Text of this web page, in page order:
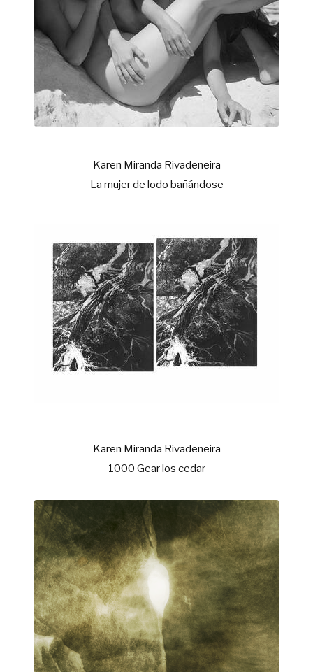
Karen Miranda Rivadeneira
La mujer de lodo bañándose
Karen Miranda Rivadeneira
1000 Gear los cedar